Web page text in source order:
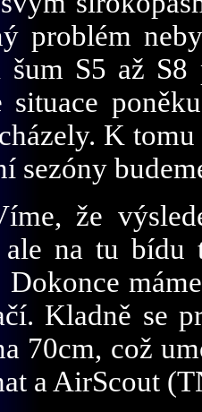
problém
S5 až S8
situace
K
sezóny
že
ale na tu bídu
Dokonce
Kladně se
70cm, což
a AirScout